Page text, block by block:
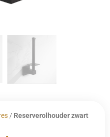
/ Reserverolhouder zwart